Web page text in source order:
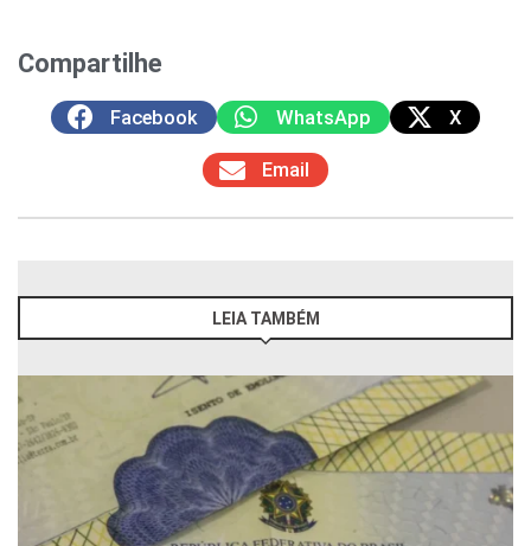
Compartilhe
Facebook WhatsApp X
Email
LEIA TAMBÉM